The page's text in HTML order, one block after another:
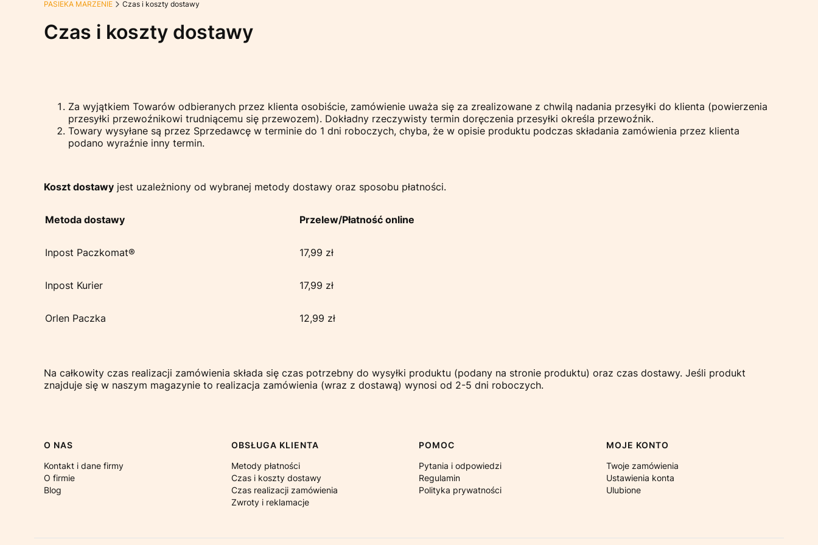
PASIEKA MARZENIE Czas i koszty dostawy
Czas i koszty dostawy
Za wyjątkiem Towarów odbieranych przez klienta osobiście, zamówienie uważa się za zrealizowane z chwilą nadania przesyłki do klienta (powierzenia
przesyłki przewoźnikowi trudniącemu się przewozem). Dokładny rzeczywisty termin doręczenia przesyłki określa przewoźnik.
Towary wysyłane są przez Sprzedawcę w terminie do 1 dni roboczych, chyba, że w opisie produktu podczas składania zamówienia przez klienta
podano wyraźnie inny termin.
Koszt dostawy jest uzależniony od wybranej metody dostawy oraz sposobu płatności.
Metoda dostawy Przelew/Płatność online
Inpost Paczkomat® 17,99 zł
Inpost Kurier 17,99 zł
Orlen Paczka 12,99 zł
Na całkowity czas realizacji zamówienia składa się czas potrzebny do wysyłki produktu (podany na stronie produktu) oraz czas dostawy. Jeśli produkt
znajduje się w naszym magazynie to realizacja zamówienia (wraz z dostawą) wynosi od 2-5 dni roboczych.
Linki w stopce
O NAS
Kontakt i dane firmy
O firmie
Blog
OBSŁUGA KLIENTA
Metody płatności
Czas i koszty dostawy
Czas realizacji zamówienia
Zwroty i reklamacje
POMOC
Pytania i odpowiedzi
Regulamin
Polityka prywatności
MOJE KONTO
Twoje zamówienia
Ustawienia konta
Ulubione